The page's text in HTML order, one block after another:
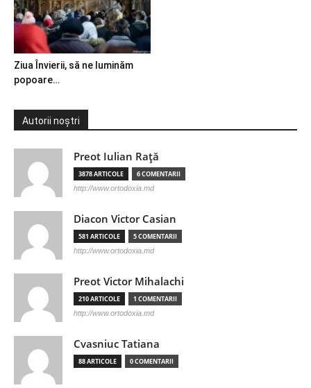
Ziua Învierii, să ne luminăm
popoare…
Autorii noștri
Preot Iulian Raţă
3878 ARTICOLE 6 COMENTARII
http://www.ortodoxia.md
Diacon Victor Casian
581 ARTICOLE 5 COMENTARII
http://www.ortodoxia.md
Preot Victor Mihalachi
210 ARTICOLE 1 COMENTARII
http://www.ortodoxia.md
Cvasniuc Tatiana
88 ARTICOLE 0 COMENTARII